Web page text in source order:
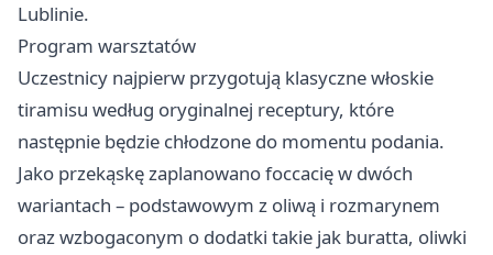
Lublinie.
Program warsztatów
Uczestnicy najpierw przygotują klasyczne włoskie
tiramisu według oryginalnej receptury, które
następnie będzie chłodzone do momentu podania.
Jako przekąskę zaplanowano foccacię w dwóch
wariantach – podstawowym z oliwą i rozmarynem
oraz wzbogaconym o dodatki takie jak buratta, oliwki